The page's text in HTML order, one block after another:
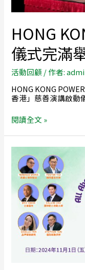
HONG
儀式完滿
活動回顧 / 作者:
HONG KONG
香港」慈善演講啟動
閱讀全文 »